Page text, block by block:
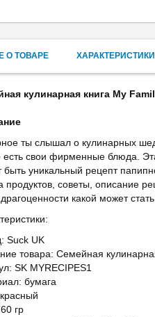
О ТОВАРЕ ХАРАКТЕРИСТИКИ
кулинарная книга My
ты слышал о кулинарных
есть свои фирменные блюда.
быть уникальный рецепт
продуктов, советы, описание
какой может
Suck UK
товара: Семейная
SK MYRECIPES1
бумага
гр